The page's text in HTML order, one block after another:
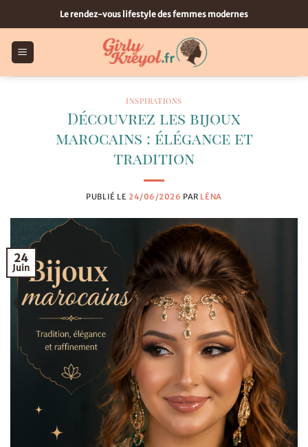
au
contenu
Le rendez-vous lifestyle des femmes modernes
INSPIRATIONS
Découvrez les bijoux
marocains : élégance et
tradition
PUBLIÉ LE 24/06/2026 PAR LÉNA
24
Juin